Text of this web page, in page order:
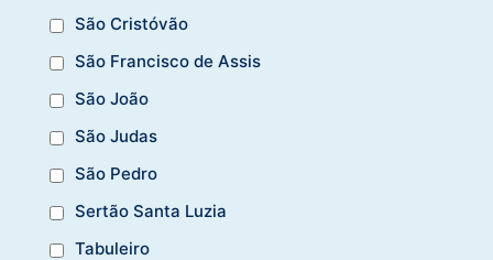
São Cristóvão
São Francisco de Assis
São João
São Judas
São Pedro
Sertão Santa Luzia
Tabuleiro